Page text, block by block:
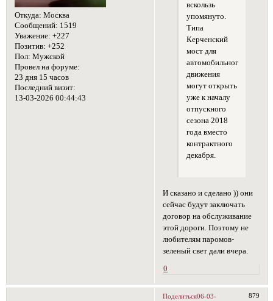
Откуда: Москва
Сообщений: 1519
Уважение: +227
Позитив: +252
Пол: Мужской
Провел на форуме:
23 дня 15 часов
Последний визит:
13-03-2026 00:44:43
вскользь
упомянуто.
Типа
Керченский
мост для
автомобильного
движения
могут открыть
уже к началу
отпускного
сезона 2018
года вместо
контрактного
декабря.
И сказано и сделано )) они
сейчас будут заключать
договор на обслуживание
этой дороги. Поэтому не
любителям паромов-
зеленый свет дали вчера.
0
Поделиться 879
06-03-